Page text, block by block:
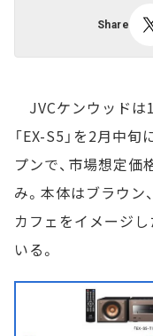
Share
JVCケンウッドは
「EX-S5」を2月中
プンで、市場想定価
み。本体はブラウン
カフェをイメージ
いる。